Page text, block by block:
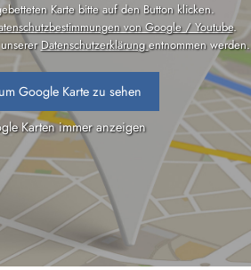
Karte bitte auf den Button klicken.
von Google / Youtube.
Datenschutzerklärungentnommen werden.
Google Karte zu sehen
Karten immer anzeigen